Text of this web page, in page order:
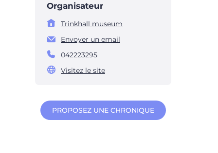
Organisateur
Trinkhall museum
Envoyer un email
042223295
Visitez le site
PROPOSEZ UNE CHRONIQUE